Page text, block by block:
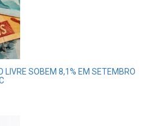
LIVRE SOBEM 8,1% EM SETEMBRO